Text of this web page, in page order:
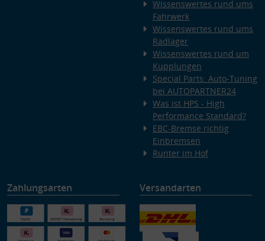
Wissenswertes rund ums
Fahrwerk
Wissenswertes rund ums
Radlager
Wissenswertes rund um
Kupplungen
Special Parts: Auto-Tuning
bei AUTOPARTNER24
Was ist HPS - High
Performance Standard?
EBC-Bremse richtig
Einbremsen
Runter im Hof
Zahlungsarten Versandarten